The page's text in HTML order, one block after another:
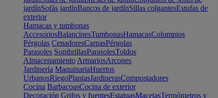
jardínSofás jardínBancos de jardínSillas colgantesEstufas de
exterior
Hamacas y tumbonas
AccesoriosBalancinesTumbonasHamacasColumpios
Pérgolas CenadoresCarpasPérgolas
Parasoles SombrillasParasolesToldos
Almacenamiento ArmariosArcones
Jardinería MaquinariaHuertos
UrbanosRiegoPlantasJardinerasCompostadores
Cocina BarbacoasCocina de exterior
Decoración Grifos y fuentesEstatuasMacetasTermómetros y